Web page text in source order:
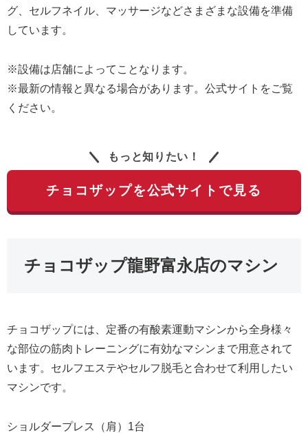
グ、セルフネイル、マッサージなどさまざまな設備を準備
しています。
※設備は店舗によってことなります。
※最新の情報と異なる場合があります。公式サイトをご覧
ください。
もっと知りたい！
チョコザップを公式サイトで見る
チョコザップ龍野富永店のマシン
チョコザップには、定番の有酸素運動マシンから全身様々
な部位の筋肉トレーニングに有効なマシンまで用意されて
います。セルフエステやセルフ脱毛と合わせて利用したい
マシンです。
ショルダープレス（肩）1台